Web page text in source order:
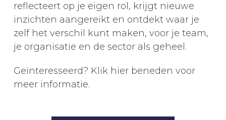
reflecteert op je eigen rol, krijgt nieuwe
inzichten aangereikt en ontdekt waar je
zelf het verschil kunt maken, voor je team,
je organisatie en de sector als geheel.
Geïnteresseerd? Klik hier beneden voor
meer informatie.